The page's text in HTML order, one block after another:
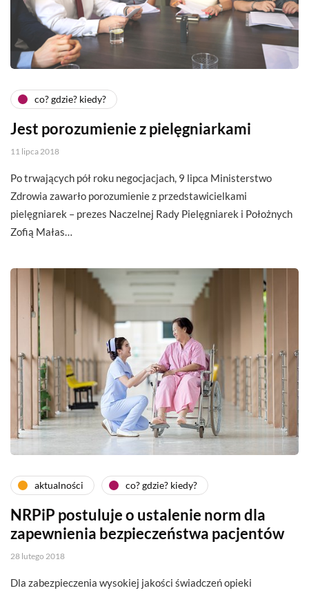
co? gdzie? kiedy?
Jest porozumienie z pielęgniarkami
11 lipca 2018
Po trwających pół roku negocjacjach, 9 lipca Ministerstwo
Zdrowia zawarło porozumienie z przedstawicielkami
pielęgniarek – prezes Naczelnej Rady Pielęgniarek i Położnych
Zofią Małas…
aktualności co? gdzie? kiedy?
NRPiP postuluje o ustalenie norm dla
zapewnienia bezpieczeństwa pacjentów
28 lutego 2018
Dla zabezpieczenia wysokiej jakości świadczeń opieki